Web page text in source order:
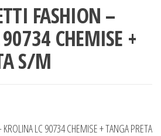
FASHION –
CHEMISE +
S/M
LC 90734 CHEMISE + TANGA PRETA